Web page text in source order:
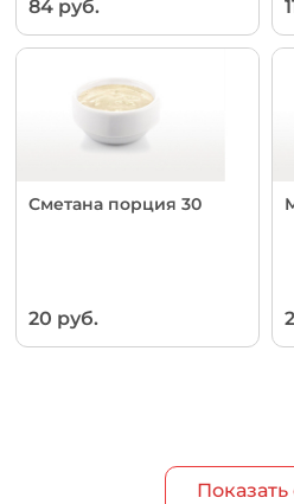
84 руб.
Сметана порция 30
20 руб.